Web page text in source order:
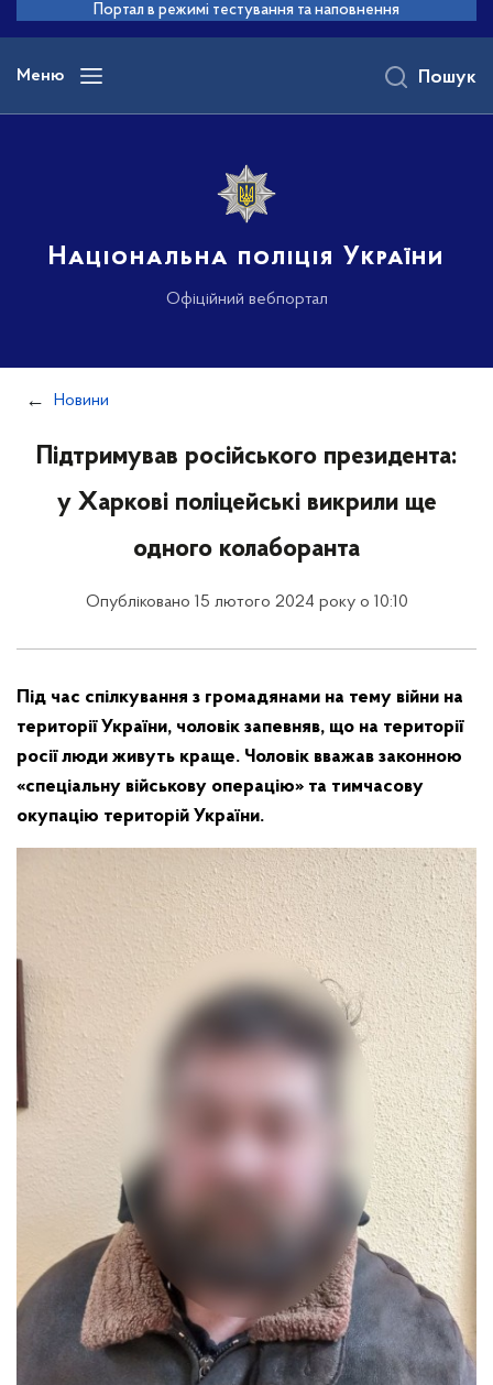
основного
вмісту
Портал в режимі тестування та наповнення
Меню
Національна поліція України
Офіційний вебпортал
Пошук
Новини
Підтримував російського президента:
у Харкові поліцейські викрили ще
одного колаборанта
Опубліковано 15 лютого 2024 року о 10:10
Під час спілкування з громадянами на тему війни на
території України, чоловік запевняв, що на території
росії люди живуть краще. Чоловік вважав законною
«спеціальну військову операцію» та тимчасову
окупацію територій України.